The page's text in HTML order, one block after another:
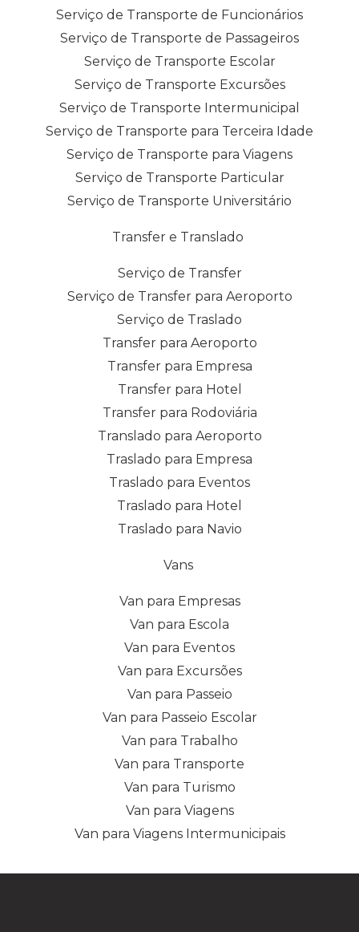
Serviço de Transporte de Funcionários
Serviço de Transporte de Passageiros
Serviço de Transporte Escolar
Serviço de Transporte Excursões
Serviço de Transporte Intermunicipal
Serviço de Transporte para Terceira Idade
Serviço de Transporte para Viagens
Serviço de Transporte Particular
Serviço de Transporte Universitário
Transfer e Translado
Serviço de Transfer
Serviço de Transfer para Aeroporto
Serviço de Traslado
Transfer para Aeroporto
Transfer para Empresa
Transfer para Hotel
Transfer para Rodoviária
Translado para Aeroporto
Traslado para Empresa
Traslado para Eventos
Traslado para Hotel
Traslado para Navio
Vans
Van para Empresas
Van para Escola
Van para Eventos
Van para Excursões
Van para Passeio
Van para Passeio Escolar
Van para Trabalho
Van para Transporte
Van para Turismo
Van para Viagens
Van para Viagens Intermunicipais